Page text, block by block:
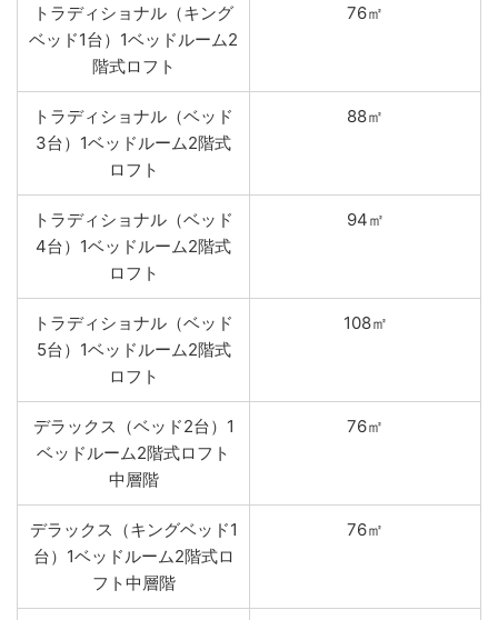
トラディショナル（キング
ベッド1台）1ベッドルーム2
階式ロフト
76㎡
トラディショナル（ベッド
3台）1ベッドルーム2階式
ロフト
88㎡
トラディショナル（ベッド
4台）1ベッドルーム2階式
ロフト
94㎡
トラディショナル（ベッド
5台）1ベッドルーム2階式
ロフト
108㎡
デラックス（ベッド2台）1
ベッドルーム2階式ロフト
中層階
76㎡
デラックス（キングベッド1
台）1ベッドルーム2階式ロ
フト中層階
76㎡